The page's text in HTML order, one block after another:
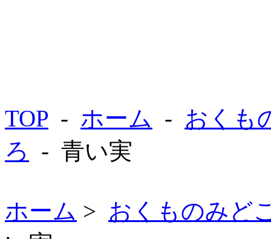
TOP - ホーム - おくも
ろ
- 青い実
ホーム > おくものみど